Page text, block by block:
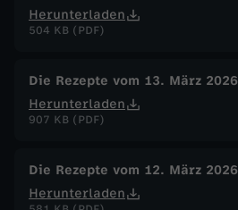
Herunterladen
504 KB (PDF)
Die Rezepte vom 13. März 2026
Herunterladen
907 KB (PDF)
Die Rezepte vom 12. März 2026
Herunterladen